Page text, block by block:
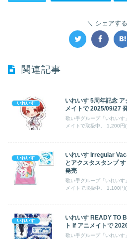
シェアする
関連記事
いれいす
いれいす 5周年記念
メイトで 2025/09/27
歌い手グループ「いれいす
メイトで取扱中。 1,200円
いれいす
いれいす Irregular
とアクスタスタンプ
発売
歌い手グループ「いれいす
メイトで取扱中。
いれいす
いれいす READY TO
ト If アニメイトで
歌い手グループ「いれいす